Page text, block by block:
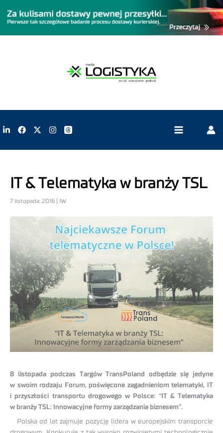
IT & Telematyka w branży TSL
7 listopada, 2016 | IW
8 listopada podczas Targów TransPoland odbędzie się jedyne
w swoim rodzaju Forum, poświęcone zagadnieniom telematyki, IT
i przyszłości transportu drogowego w Polsce: “IT & Telematyka
w branży TSL: Innowacyjne formy zarządzania biznesem”.
Polska od lat zajmuje pozycję lidera w europejskim transporcie